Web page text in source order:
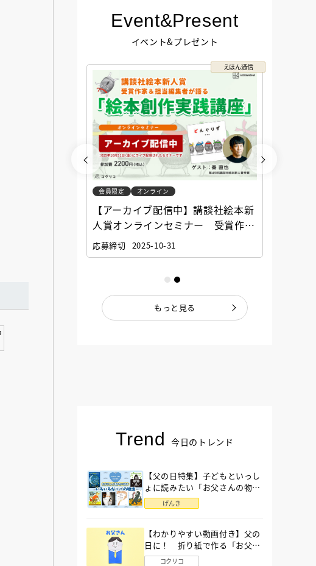
Event&Present
イベント&プレゼント
えほん通信
会員限定 オンライン
【アーカイブ配信中】講談社絵本新
人賞オンラインセミナー 受賞作家
と担当編集者が語る「絵本創作実践
講座」
応募締切 2025-10-31
もっと見る
Trend 今日のトレンド
【父の日特集】子どもといっし
ょに読みたい「お父さんの物
語」６選
げんき
【わかりやすい動画付き】父の
日に！ 折り紙で作る「お父さ
ん」の簡単な折り方
コクリコ